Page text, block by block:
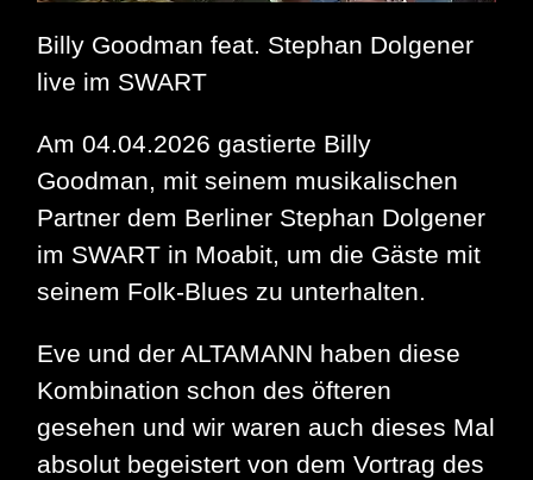
Billy Goodman feat. Stephan Dolgener
live im SWART
Am 04.04.2026 gastierte Billy
Goodman, mit seinem musikalischen
Partner dem Berliner Stephan Dolgener
im SWART in Moabit, um die Gäste mit
seinem Folk-Blues zu unterhalten.
Eve und der ALTAMANN haben diese
Kombination schon des öfteren
gesehen und wir waren auch dieses Mal
absolut begeistert von dem Vortrag des